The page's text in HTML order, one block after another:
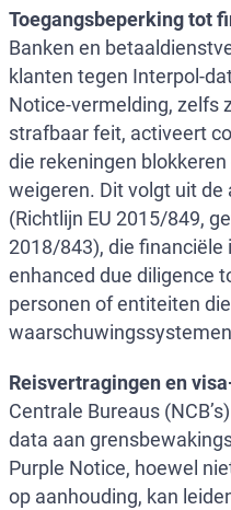
Toegangsbeperking tot
Banken en
klanten tegen Interpol-
Notice-vermelding, zelfs
strafbaar feit, activeert
die rekeningen
weigeren. Dit volgt uit
(Richtlijn EU 2015/849,
2018/843), die
enhanced due diligence
personen of entiteiten
Reisvertragingen en
Centrale Bureaus
data aan
Purple Notice, hoewel
op aanhouding, kan